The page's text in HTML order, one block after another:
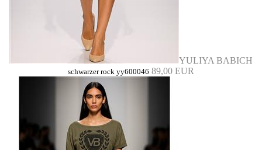
YULIYA BABICH
schwarzer rock yy600046 89,00 EUR